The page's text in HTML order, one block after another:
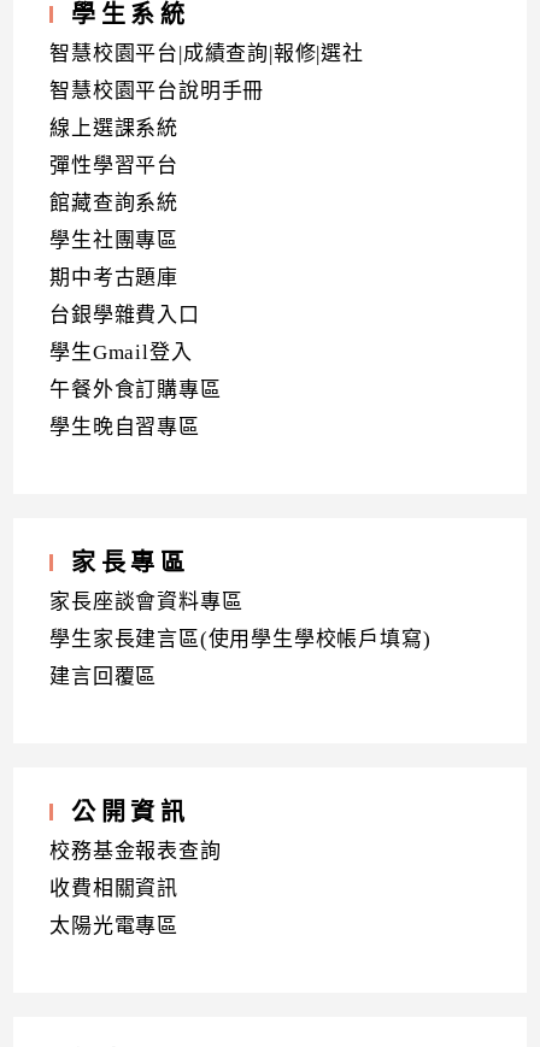
學生系統
智慧校園平台|成績查詢|報修|選社
智慧校園平台說明手冊
線上選課系統
彈性學習平台
館藏查詢系統
學生社團專區
期中考古題庫
台銀學雜費入口
學生Gmail登入
午餐外食訂購專區
學生晚自習專區
家長專區
家長座談會資料專區
學生家長建言區(使用學生學校帳戶填寫)
建言回覆區
公開資訊
校務基金報表查詢
收費相關資訊
太陽光電專區